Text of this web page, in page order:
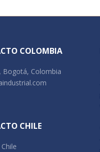
COLOMBIA
Bogotá, Colombia
CHILE